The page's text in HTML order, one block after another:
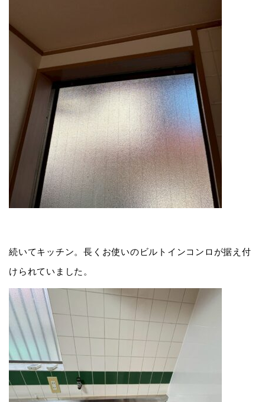
続いてキッチン。長くお使いのビルトインコンロが据え付
けられていました。